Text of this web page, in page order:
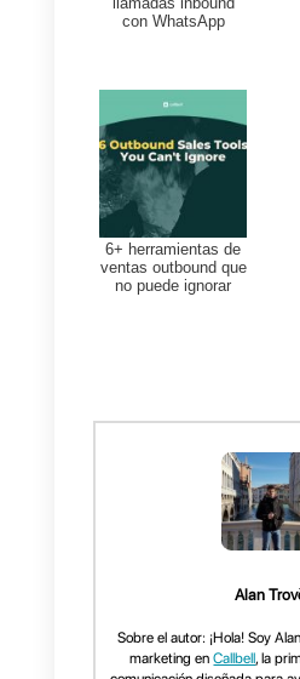
como lo son
soporte.
automático
integrado,
mucho más.
Esta